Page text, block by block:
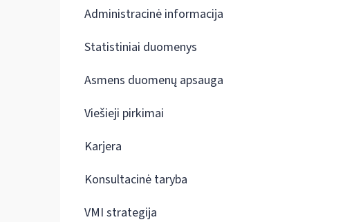
Administracinė informacija
Statistiniai duomenys
Asmens duomenų apsauga
Viešieji pirkimai
Karjera
Konsultacinė taryba
VMI strategija